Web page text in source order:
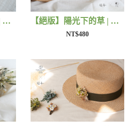
【絕版】毛線氈配飾 | 藺子X小森物 【絕版】陽光下的草 | 藺子X片片
NT$480